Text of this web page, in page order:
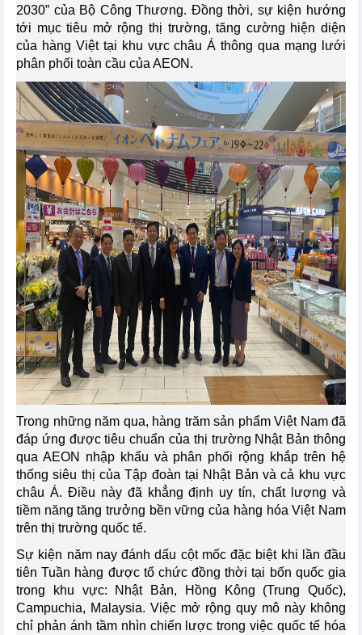
2030” của Bộ Công Thương. Đồng thời, sự kiện hướng
tới mục tiêu mở rộng thị trường, tăng cường hiện diện
của hàng Việt tại khu vực châu Á thông qua mạng lưới
phân phối toàn cầu của AEON.
Trong những năm qua, hàng trăm sản phẩm Việt Nam đã
đáp ứng được tiêu chuẩn của thị trường Nhật Bản thông
qua AEON nhập khẩu và phân phối rộng khắp trên hệ
thống siêu thị của Tập đoàn tại Nhật Bản và cả khu vực
châu Á. Điều này đã khẳng định uy tín, chất lượng và
tiềm năng tăng trưởng bền vững của hàng hóa Việt Nam
trên thị trường quốc tế.
Sự kiện năm nay đánh dấu cột mốc đặc biệt khi lần đầu
tiên Tuần hàng được tổ chức đồng thời tại bốn quốc gia
trong khu vực: Nhật Bản, Hồng Kông (Trung Quốc),
Campuchia, Malaysia. Việc mở rộng quy mô này không
chỉ phản ánh tầm nhìn chiến lược trong việc quốc tế hóa